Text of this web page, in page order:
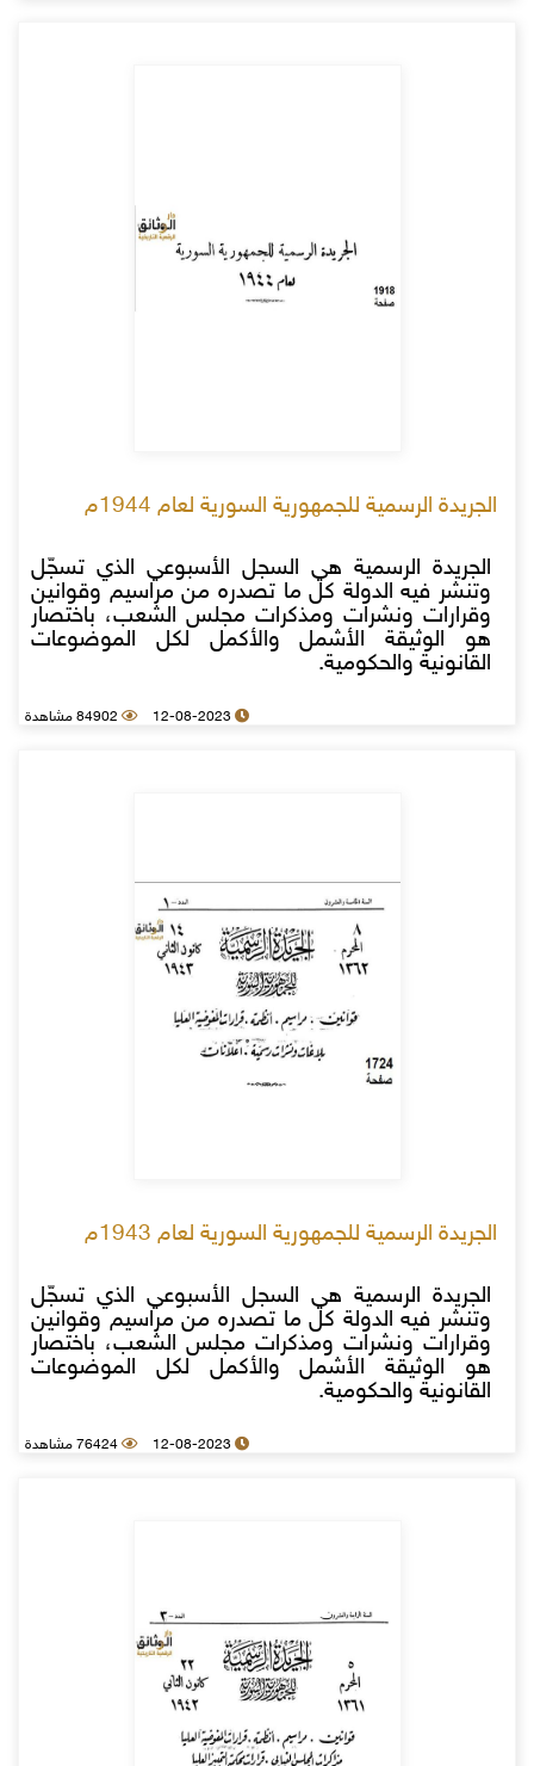
الجريدة الرسمية للجمهورية السورية لعام 1944م
الجريدة الرسمية هي السجل الأسبوعي الذي تسجّل
وتنشر فيه الدولة كل ما تصدره من مراسيم وقوانين
وقرارات ونشرات ومذكرات مجلس الشعب، باختصار
هو الوثيقة الأشمل والأكمل لكل الموضوعات
القانونية والحكومية.
12-08-2023 84902 مشاهدة
الجريدة الرسمية للجمهورية السورية لعام 1943م
الجريدة الرسمية هي السجل الأسبوعي الذي تسجّل
وتنشر فيه الدولة كل ما تصدره من مراسيم وقوانين
وقرارات ونشرات ومذكرات مجلس الشعب، باختصار
هو الوثيقة الأشمل والأكمل لكل الموضوعات
القانونية والحكومية.
12-08-2023 76424 مشاهدة